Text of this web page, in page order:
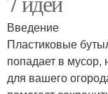
Введение
Пластиковые
попадает в мусор,
для вашего